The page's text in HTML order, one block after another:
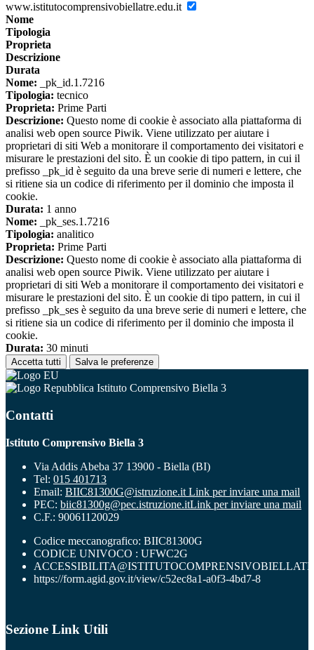
www.istitutocomprensivobiellatre.edu.it
Nome
Tipologia
Proprieta
Descrizione
Durata
Nome: _pk_id.1.7216
Tipologia: tecnico
Proprieta: Prime Parti
Descrizione: Questo nome di cookie è associato alla piattaforma di
analisi web open source Piwik. Viene utilizzato per aiutare i
proprietari di siti Web a monitorare il comportamento dei visitatori e
misurare le prestazioni del sito. È un cookie di tipo pattern, in cui il
prefisso _pk_id è seguito da una breve serie di numeri e lettere, che
si ritiene sia un codice di riferimento per il dominio che imposta il
cookie.
Durata: 1 anno
Nome: _pk_ses.1.7216
Tipologia: analitico
Proprieta: Prime Parti
Descrizione: Questo nome di cookie è associato alla piattaforma di
analisi web open source Piwik. Viene utilizzato per aiutare i
proprietari di siti Web a monitorare il comportamento dei visitatori e
misurare le prestazioni del sito. È un cookie di tipo pattern, in cui il
prefisso _pk_ses è seguito da una breve serie di numeri e lettere, che
si ritiene sia un codice di riferimento per il dominio che imposta il
cookie.
Durata: 30 minuti
Accetta tutti Salva le preferenze
Istituto Comprensivo Biella 3
Contatti
Istituto Comprensivo Biella 3
Via Addis Abeba 37 13900 - Biella (BI)
Tel: 015 401713
Email: BIIC81300G@istruzione.it Link per inviare una mail
PEC: biic81300g@pec.istruzione.itLink per inviare una mail
C.F.: 90061120029
Codice meccanografico: BIIC81300G
CODICE UNIVOCO : UFWC2G
https://form.agid.gov.it/view/c52ec8a1-a0f3-4bd7-8
Sezione Link Utili